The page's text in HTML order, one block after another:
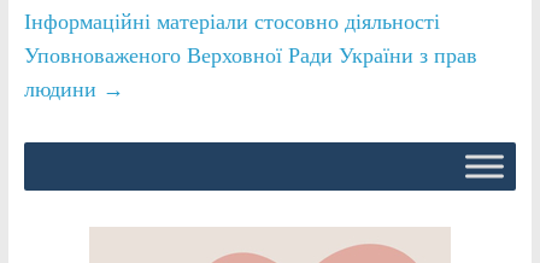
Інформаційні матеріали стосовно діяльності
Уповноваженого Верховної Ради України з прав
людини →